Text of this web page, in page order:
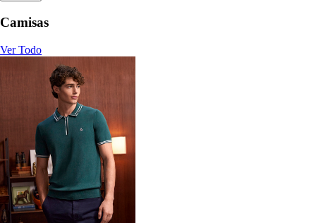
Camisas
Ver Todo